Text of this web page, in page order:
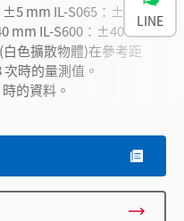
mm IL-S065：±10 mm
mm IL-S600：±400 mm
色擴散物體)在參考距
時的量測值。
的資料。
LINE